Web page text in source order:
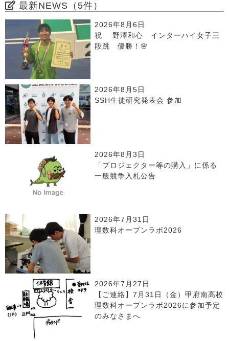
最新NEWS（5件）
2026年8月6日
祝 野澤和心 インターハイ女子三
段跳 優勝！🌸
2026年8月5日
SSH生徒研究発表会 参加
2026年8月3日
「プロジェクター等の購入」に係る
一般競争入札公告
2026年7月31日
理数科オープンラボ2026
2026年7月27日
【ご連絡】7月31日（金）甲府南高校
理数科オープンラボ2026に参加予定
のみなさまへ